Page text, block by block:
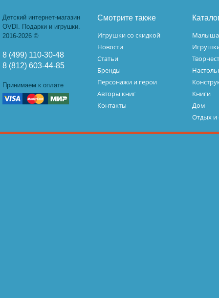
Детский интернет-магазин
OVDI. Подарки и игрушки.
2016-2026 ©
8 (499) 110-30-48
8 (812) 603-44-85
Принимаем к оплате
Смотрите также
Игрушки со скидкой
Новости
Статьи
Бренды
Персонажи и герои
Авторы книг
Контакты
Книги
Дом
Отдых и